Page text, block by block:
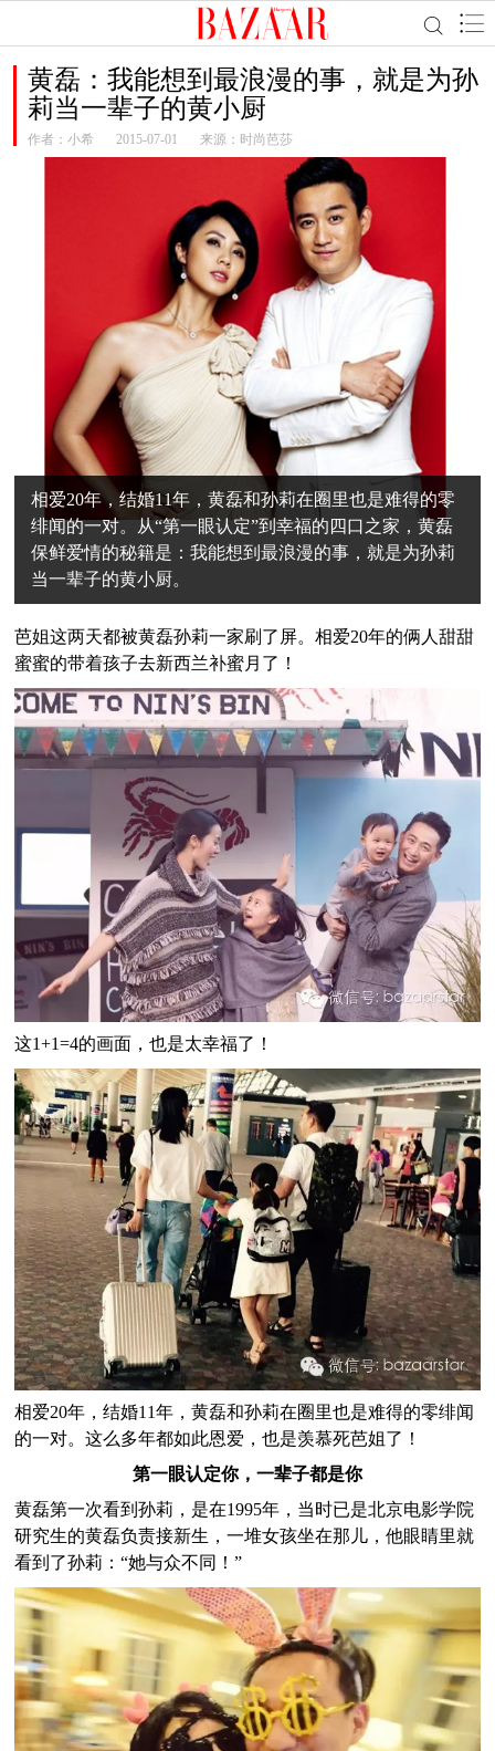
黄磊：我能想到最浪漫的事，就是为孙
莉当一辈子的黄小厨
作者： 小希 2015-07-01 来源：时尚芭莎
相爱20年，结婚11年，黄磊和孙莉在圈里也是难得的零
绯闻的一对。从“第一眼认定”到幸福的四口之家，黄磊
保鲜爱情的秘籍是：我能想到最浪漫的事，就是为孙莉
当一辈子的黄小厨。
芭姐这两天都被黄磊孙莉一家刷了屏。相爱20年的俩人甜甜
蜜蜜的带着孩子去新西兰补蜜月了！
这1+1=4的画面，也是太幸福了！
相爱20年，结婚11年，黄磊和孙莉在圈里也是难得的零绯闻
的一对。这么多年都如此恩爱，也是羡慕死芭姐了！
第一眼认定你，一辈子都是你
黄磊第一次看到孙莉，是在1995年，当时已是北京电影学院
研究生的黄磊负责接新生，一堆女孩坐在那儿，他眼睛里就
看到了孙莉：“她与众不同！”